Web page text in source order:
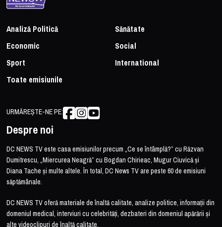
Analiză Politică
Sănătate
Economic
Social
Sport
International
Toate emisiunile
URMĂREȘTE-NE PE:
Despre noi
DC NEWS TV este casa emisiunilor precum „Ce se întâmplă?” cu Răzvan
Dumitrescu, „Miercurea Neagră” cu Bogdan Chirieac, Mugur Ciuvică și
Diana Tache și multe altele. În total, DC News TV are peste 60 de emisiuni
săptămânale.
DC NEWS TV oferă materiale de înaltă calitate, analize politice, informații din
domeniul medical, interviuri cu celebrități, dezbateri din domeniul apărării și
alte videoclipuri de înaltă calitate.